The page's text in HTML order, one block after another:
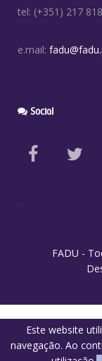
tel: (+351) 217
e.mail:
Social
FADU -
Este website
navegação. Ao